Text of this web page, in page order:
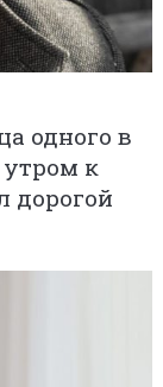
одного в
к
дорогой